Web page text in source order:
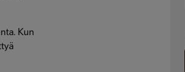
Kun